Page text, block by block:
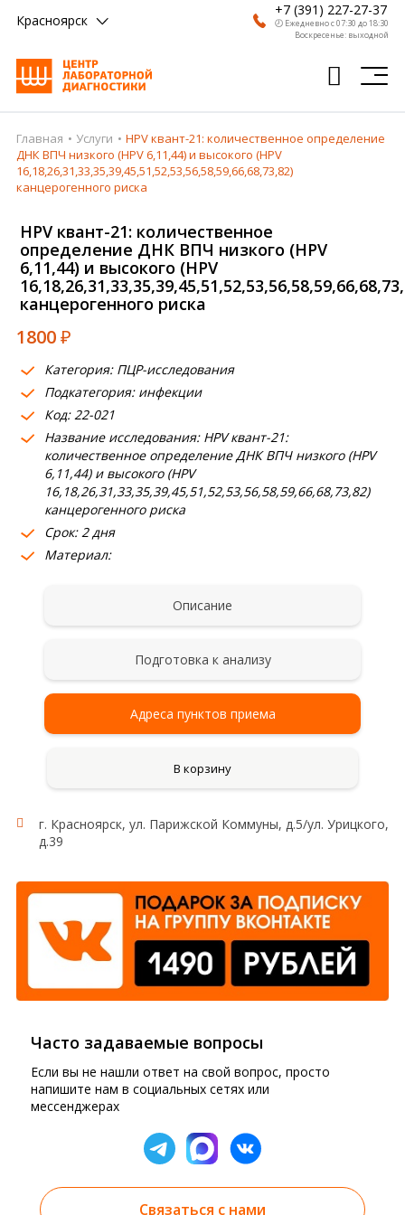
Красноярск
+7 (391) 227-27-37
🕗 Ежедневно с 07:30 до 18:30
Воскресенье: выходной
Главная
Анализы
Получить результат
Пациентам
О компании
Где сдать
Партнерам
Главная Услуги
НPV квант-21: количественное определение
ДНК ВПЧ низкого (HPV 6,11,44) и высокого (HPV
16,18,26,31,33,35,39,45,51,52,53,56,58,59,66,68,73,82)
канцерогенного риска
НPV квант-21: количественное
определение ДНК ВПЧ низкого (HPV
6,11,44) и высокого (HPV
канцерогенного риска
1800₽
Категория: ПЦР-исследования
Подкатегория: инфекции
Код: 22-021
Название исследования: НPV квант-21:
количественное определение ДНК ВПЧ низкого (HPV
6,11,44) и высокого (HPV
16,18,26,31,33,35,39,45,51,52,53,56,58,59,66,68,73,82)
канцерогенного риска
Срок: 2 дня
Материал:
Описание
Подготовка к анализу
Адреса пунктов приема
В корзину
г. Красноярск, ул. Парижской Коммуны, д.5/ул. Урицкого,
д.39
Часто задаваемые вопросы
Если вы не нашли ответ на свой вопрос, просто
напишите нам в социальных сетях или
мессенджерах
Связаться с нами